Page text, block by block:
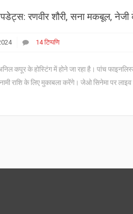
रणवीर शौरी, सना मकबूल, नेजी
14 टिप्पणि
कपूर के होस्टिंग में होने जा रहा है। पांच
राशि के लिए मुकाबला करेंगे। जेओ सिनेमा पर लाइव